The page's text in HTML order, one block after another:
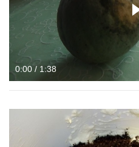
0:00 / 1:38